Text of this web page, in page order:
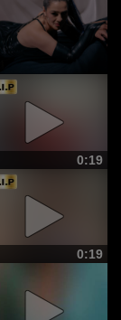
0:19
0:19